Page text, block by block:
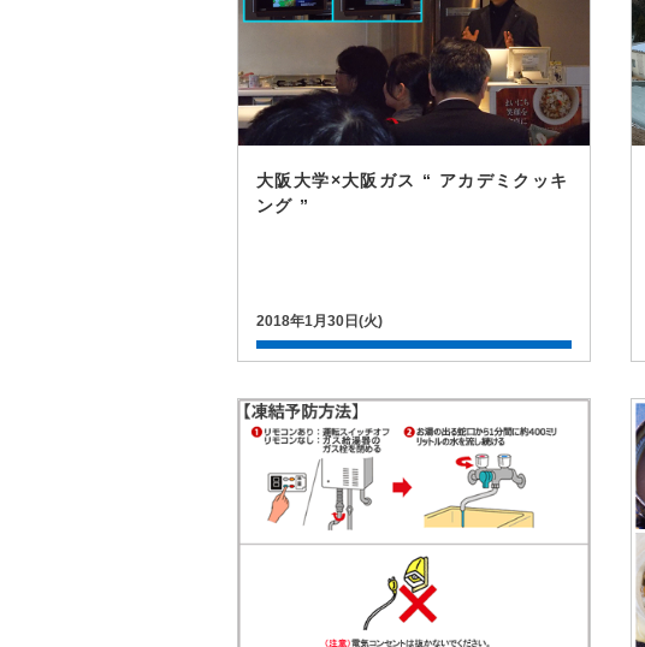
大阪大学×大阪ガス “ アカデミクッキ
ング ”
2018年1月30日(火)